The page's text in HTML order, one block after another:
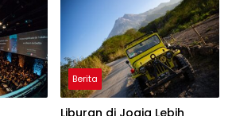
Berita
Liburan di Jogja Lebih